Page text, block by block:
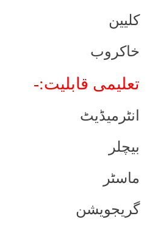
کلیین
خاکروب
تعلیمی قابلیت:-
انٹرمیڈیٹ
بیچلر
ماسٹر
گریجویشن